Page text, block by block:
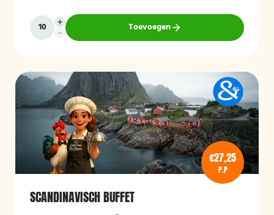
Toevoegen
€27,25
P.P
SCANDINAVISCH BUFFET